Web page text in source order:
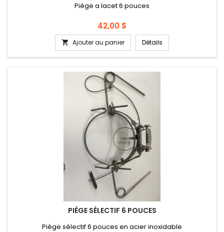
Piège a lacet 6 pouces
Prix
42,00 $
 Ajouter au panier Détails
PIÈGE SÉLECTIF 6 POUCES
Piège sélectif 6 pouces en acier inoxidable